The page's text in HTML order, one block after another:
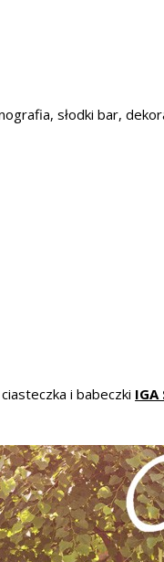
słodki bar,
ciasteczka i babeczki IGA